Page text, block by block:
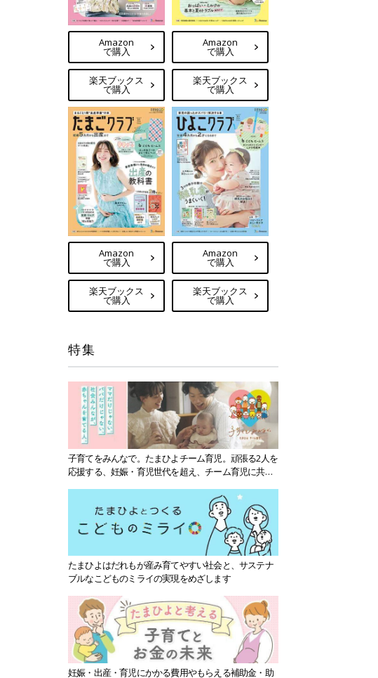
Amazon
で購入
楽天ブックス
で購入
Amazon
で購入
楽天ブックス
で購入
Amazon
で購入
楽天ブックス
で購入
Amazon
で購入
楽天ブックス
で購入
特集
子育てをみんなで。たまひよチーム育児。頑張る2人を
応援する、妊娠・育児世代を超え、チーム育児に共感
たまひよはだれもが産み育てやすい社会と、サステナ
ブルなこどものミライの実現をめざします
妊娠・出産・育児にかかる費用やもらえる補助金・助